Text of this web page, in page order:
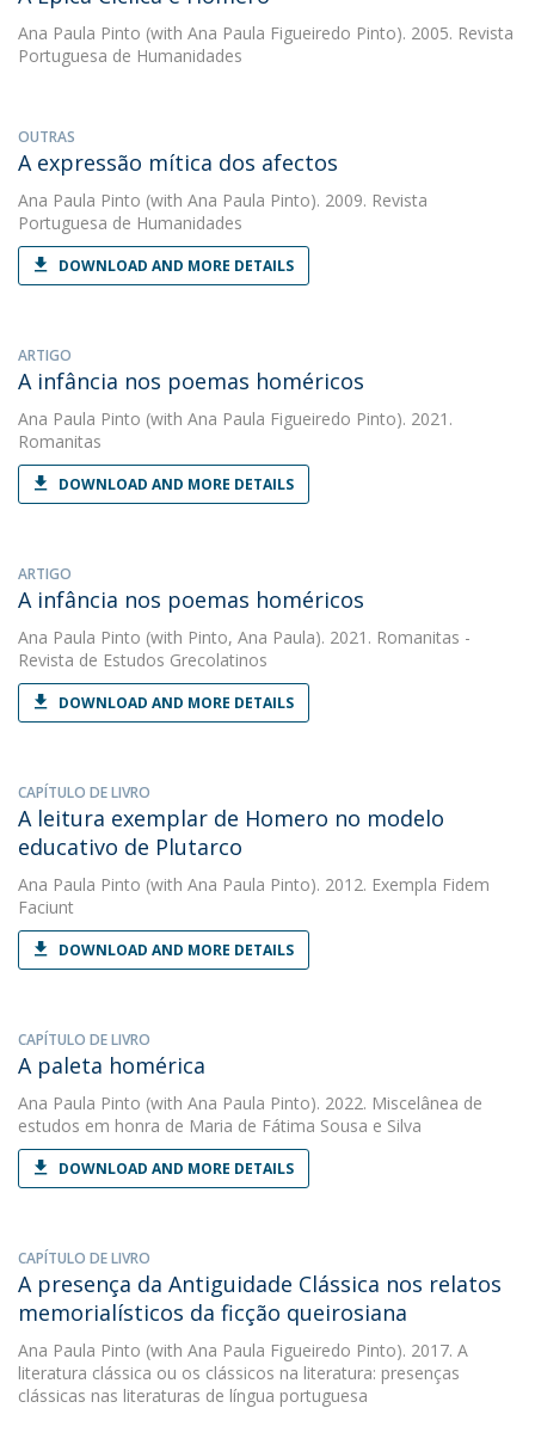
Ana Paula Pinto (with Ana Paula Figueiredo Pinto). 2005. Revista
Portuguesa de Humanidades
OUTRAS
A expressão mítica dos afectos
Ana Paula Pinto (with Ana Paula Pinto). 2009. Revista
Portuguesa de Humanidades
DOWNLOAD AND MORE DETAILS
ARTIGO
A infância nos poemas homéricos
Ana Paula Pinto (with Ana Paula Figueiredo Pinto). 2021.
Romanitas
DOWNLOAD AND MORE DETAILS
ARTIGO
A infância nos poemas homéricos
Ana Paula Pinto (with Pinto, Ana Paula). 2021. Romanitas -
Revista de Estudos Grecolatinos
DOWNLOAD AND MORE DETAILS
CAPÍTULO DE LIVRO
A leitura exemplar de Homero no modelo
educativo de Plutarco
Ana Paula Pinto (with Ana Paula Pinto). 2012. Exempla Fidem
Faciunt
DOWNLOAD AND MORE DETAILS
CAPÍTULO DE LIVRO
A paleta homérica
Ana Paula Pinto (with Ana Paula Pinto). 2022. Miscelânea de
estudos em honra de Maria de Fátima Sousa e Silva
DOWNLOAD AND MORE DETAILS
CAPÍTULO DE LIVRO
A presença da Antiguidade Clássica nos relatos
memorialísticos da ficção queirosiana
Ana Paula Pinto (with Ana Paula Figueiredo Pinto). 2017. A
literatura clássica ou os clássicos na literatura: presenças
clássicas nas literaturas de língua portuguesa